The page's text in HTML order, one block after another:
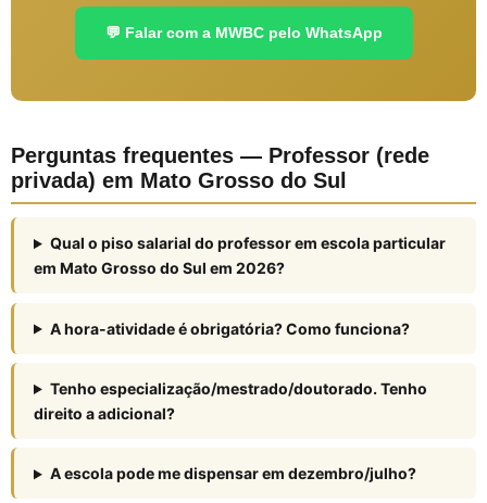
💬 Falar com a MWBC pelo WhatsApp
Perguntas frequentes — Professor (rede
privada) em Mato Grosso do Sul
Qual o piso salarial do professor em escola particular
em Mato Grosso do Sul em 2026?
A hora-atividade é obrigatória? Como funciona?
Tenho especialização/mestrado/doutorado. Tenho
direito a adicional?
A escola pode me dispensar em dezembro/julho?